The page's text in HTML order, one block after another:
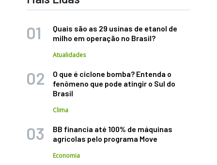
Quais são as 29 usinas de etanol de
milho em operação no Brasil?
Atualidades
O que é ciclone bomba? Entenda o
fenômeno que pode atingir o Sul do
Brasil
Clima
BB financia até 100% de máquinas
agrícolas pelo programa Move
Economia